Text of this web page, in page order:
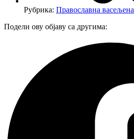
Рубрика: Православна васељена
Подели ову објаву са другима: